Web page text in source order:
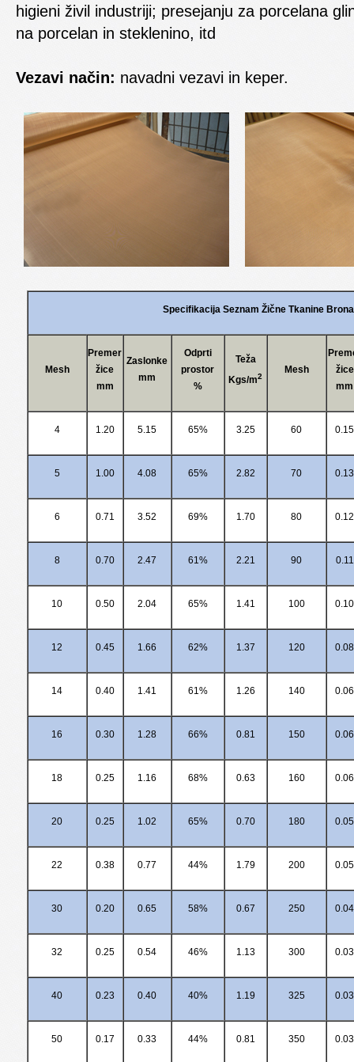
higieni živil industriji; presejanju za porcelana
na porcelan in steklenino, itd
Vezavi način: navadni vezavi in keper.
Specifikacija Seznam Žične Tkanine
Mesh
Premer
žice
mm
Zaslonke
mm
Odprti
prostor
%
Teža
Kgs/m2
Mesh
žice
mm
4 1.20 5.15 65% 3.25 60 0.15
5 1.00 4.08 65% 2.82 70 0.13
6 0.71 3.52 69% 1.70 80 0.12
8 0.70 2.47 61% 2.21 90 0.11
10 0.50 2.04 65% 1.41 100 0.10
12 0.45 1.66 62% 1.37 120 0.08
14 0.40 1.41 61% 1.26 140 0.06
16 0.30 1.28 66% 0.81 150 0.06
18 0.25 1.16 68% 0.63 160 0.06
20 0.25 1.02 65% 0.70 180 0.05
22 0.38 0.77 44% 1.79 200 0.05
30 0.20 0.65 58% 0.67 250 0.04
32 0.25 0.54 46% 1.13 300 0.03
40 0.23 0.40 40% 1.19 325 0.03
50 0.17 0.33 44% 0.81 350 0.03